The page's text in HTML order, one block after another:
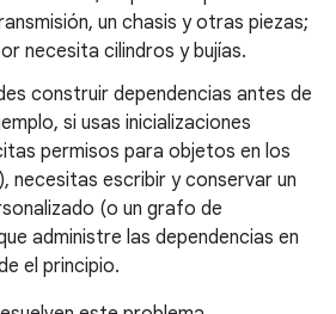
un chasis y otras piezas;
necesita cilindros y bujías.
construir dependencias antes de
si usas inicializaciones
permisos para objetos en los
necesitas escribir y conservar un
(o un grafo de
administre las dependencias en
el principio.